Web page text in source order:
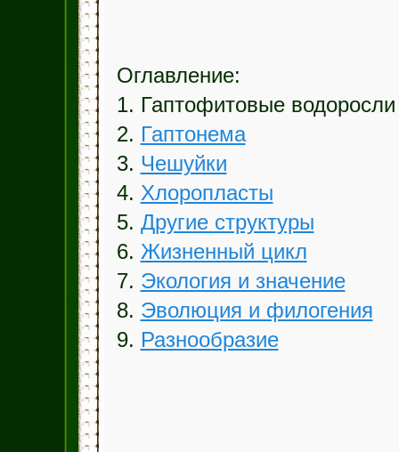
Оглавление:
1. Гаптофитовые водоросли
2. Гаптонема
3. Чешуйки
4. Хлоропласты
5. Другие структуры
6. Жизненный цикл
7. Экология и значение
8. Эволюция и филогения
9. Разнообразие